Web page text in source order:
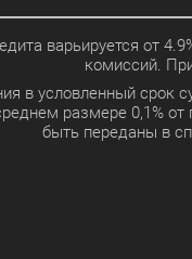
варьируется от
комиссий.
в условленный срок
размере 0,1%
быть переданы в